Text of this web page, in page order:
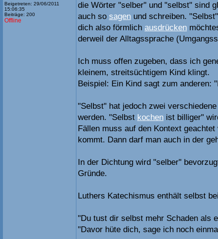
Beigetreten: 29/06/2011
15:06:35
Beiträge: 200
Offline
die Wörter "selber" und "selbst" sind
auch so sagen und schreiben.
dich also förmlich ausdrücken
derweil der Alltagssprache
Ich muss offen zugeben, dass ich
kleinem, streitsüchtigem Kind klingt.
Beispiel: Ein Kind sagt zum anderen:
"Selbst" hat jedoch zwei
werden. "Selbst kochen ist billiger"
Fällen muss auf den Kontext
kommt. Dann darf man auch in der
In der Dichtung wird "selber"
Gründe.
Luthers Katechismus enthält selbst
"Du tust dir selbst mehr Schaden als
"Davor hüte dich, sage ich noch